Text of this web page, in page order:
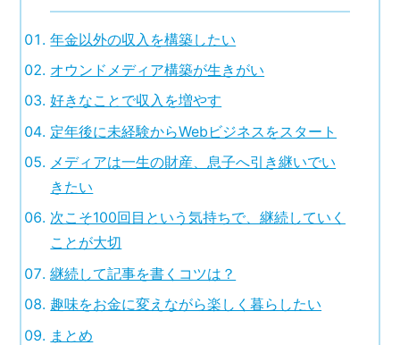
年金以外の収入を構築したい
オウンドメディア構築が生きがい
好きなことで収入を増やす
定年後に未経験からWebビジネスをスタート
メディアは一生の財産、息子へ引き継いでい
きたい
次こそ100回目という気持ちで、継続していく
ことが大切
継続して記事を書くコツは？
趣味をお金に変えながら楽しく暮らしたい
まとめ